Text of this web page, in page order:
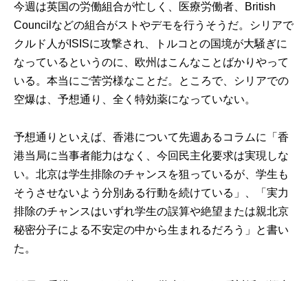
今週は英国の労働組合が忙しく、医療労働者、British
Councilなどの組合がストやデモを行うそうだ。シリアで
クルド人がISISに攻撃され、トルコとの国境が大騒ぎに
なっているというのに、欧州はこんなことばかりやって
いる。本当にご苦労様なことだ。ところで、シリアでの
空爆は、予想通り、全く特効薬になっていない。
予想通りといえば、香港について先週あるコラムに「香
港当局に当事者能力はなく、今回民主化要求は実現しな
い。北京は学生排除のチャンスを狙っているが、学生も
そうさせないよう分別ある行動を続けている」、「実力
排除のチャンスはいずれ学生の誤算や絶望または親北京
秘密分子による不安定の中から生まれるだろう」と書い
た。